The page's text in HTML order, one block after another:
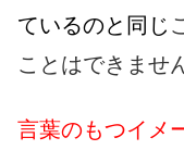
ているのと同じ
ことはできませ
言葉のもつイメ